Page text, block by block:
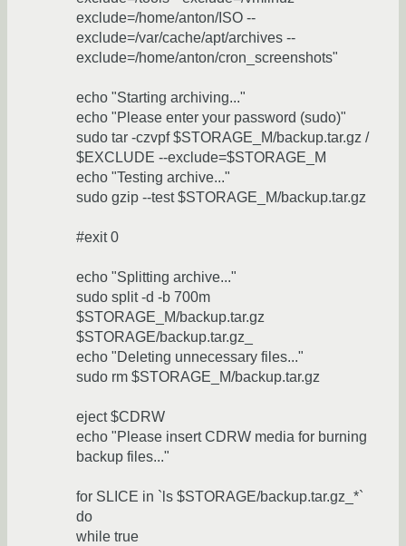
exclude=/home/anton/ISO --
exclude=/var/cache/apt/archives --
exclude=/home/anton/cron_screenshots"
echo "Starting archiving..."
echo "Please enter your password (sudo)"
sudo tar -czvpf $STORAGE_M/backup.tar.gz /
$EXCLUDE --exclude=$STORAGE_M
echo "Testing archive..."
sudo gzip --test $STORAGE_M/backup.tar.gz
#exit 0
echo "Splitting archive..."
sudo split -d -b 700m
$STORAGE_M/backup.tar.gz
$STORAGE/backup.tar.gz_
echo "Deleting unnecessary files..."
sudo rm $STORAGE_M/backup.tar.gz
eject $CDRW
echo "Please insert CDRW media for burning
backup files..."
for SLICE in `ls $STORAGE/backup.tar.gz_*`
do
while true